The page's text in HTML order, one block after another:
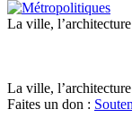
La ville,
La ville,
Faites un don :